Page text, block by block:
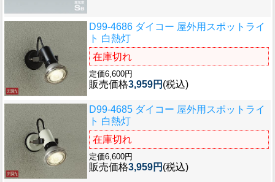
D99-4686 ダイコー 屋外用スポットライ
ト 白熱灯
在庫切れ
定価6,600円
販売価格3,959円 (税込)
D99-4685 ダイコー 屋外用スポットライ
ト 白熱灯
在庫切れ
定価6,600円
販売価格3,959円 (税込)